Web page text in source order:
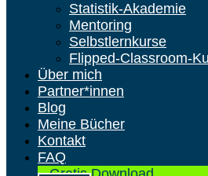
Statistik-Akademie
Mentoring
Selbstlernkurse
Flipped-Classroom-
Über mich
Partner*innen
Blog
Meine Bücher
Kontakt
FAQ